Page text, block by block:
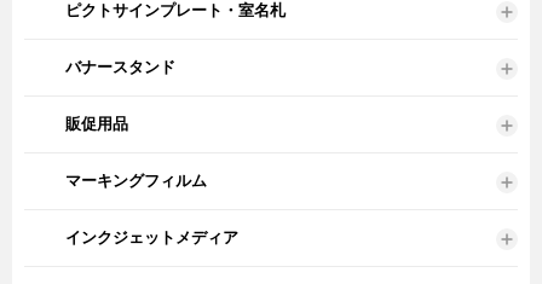
ピクトサインプレート・室名札
バナースタンド
販促用品
マーキングフィルム
インクジェットメディア